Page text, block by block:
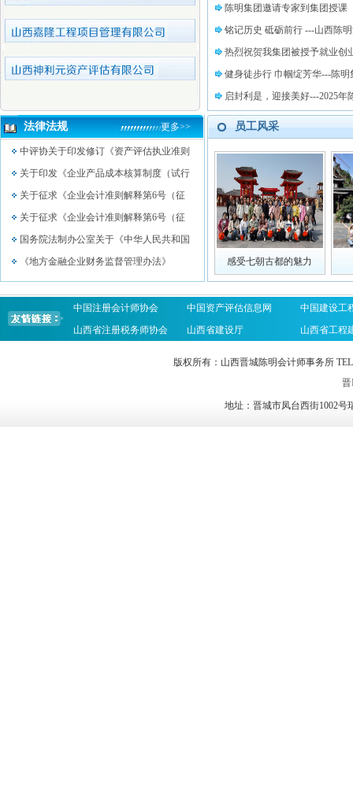
法律法规 更多>>
中评协关于印发修订《资产评估执业准则
关于印发《企业产品成本核算制度（试行
关于征求《企业会计准则解释第6号（征
关于征求《企业会计准则解释第6号（征
国务院法制办公室关于《中华人民共和国
《地方金融企业财务监督管理办法》
陈明集团邀请专家到集团授课
铭记历史 砥砺前行 ---山西陈
热烈祝贺我集团被授予就业创
健身徒步行 巾帼绽芳华---陈
启封利是，迎接美好---2025年
员工风采
感受七朝古都的魅力
中国注册会计师协会 中国资产评估信息网
中国建设工
山西省注册税务师协会
山西省建设厅 山西省工程
版权所有：山西晋城陈明会计师事务所 TEL
晋
地址：晋城市凤台西街1002